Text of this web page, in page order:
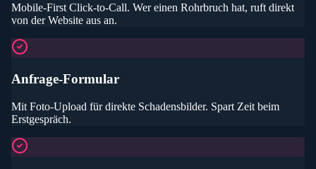
Mobile-First Click-to-Call. Wer einen Rohrbruch hat, ruft direkt
von der Website aus an.
Anfrage-Formular
Mit Foto-Upload für direkte Schadensbilder. Spart Zeit beim
Erstgespräch.